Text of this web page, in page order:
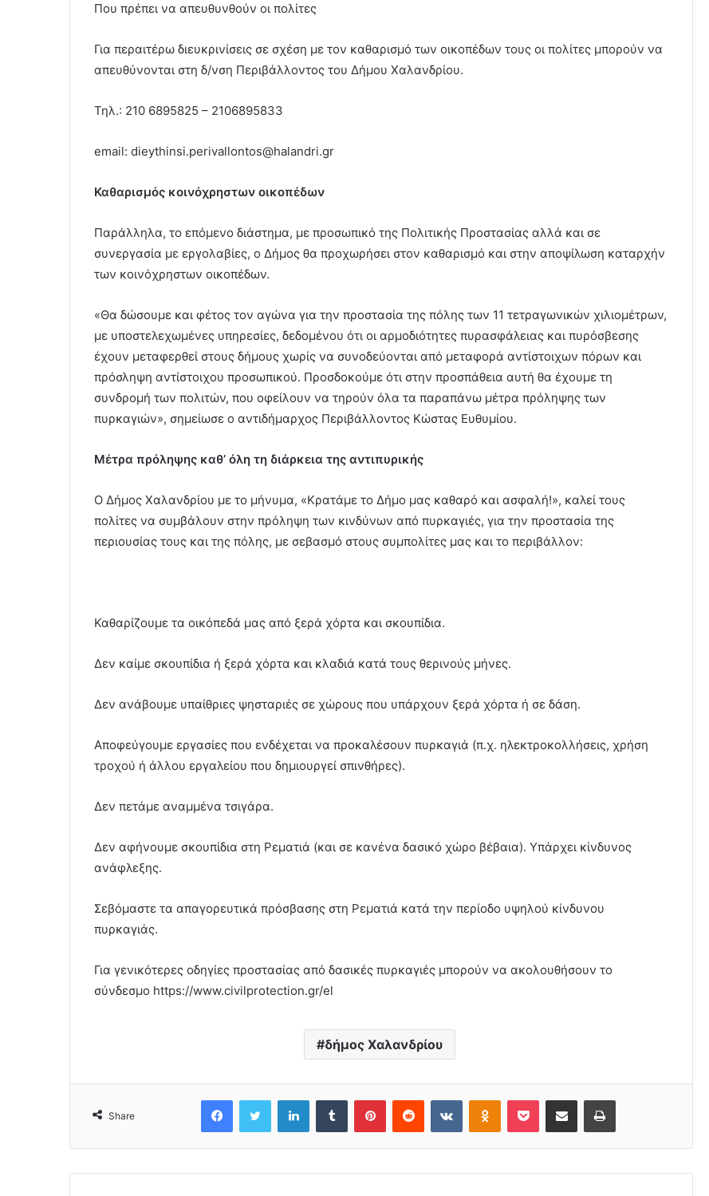
Που πρέπει να απευθυνθούν οι πολίτες
Για περαιτέρω διευκρινίσεις σε σχέση με τον καθαρισμό των οικοπέδων τους οι πολίτες μπορούν να
απευθύνονται στη δ/νση Περιβάλλοντος του Δήμου Χαλανδρίου.
Τηλ.: 210 6895825 – 2106895833
email: dieythinsi.perivallontos@halandri.gr
Καθαρισμός κοινόχρηστων οικοπέδων
Παράλληλα, το επόμενο διάστημα, με προσωπικό της Πολιτικής Προστασίας αλλά και σε
συνεργασία με εργολαβίες, ο Δήμος θα προχωρήσει στον καθαρισμό και στην αποψίλωση καταρχήν
των κοινόχρηστων οικοπέδων.
«Θα δώσουμε και φέτος τον αγώνα για την προστασία της πόλης των 11 τετραγωνικών χιλιομέτρων,
με υποστελεχωμένες υπηρεσίες, δεδομένου ότι οι αρμοδιότητες πυρασφάλειας και πυρόσβεσης
έχουν μεταφερθεί στους δήμους χωρίς να συνοδεύονται από μεταφορά αντίστοιχων πόρων και
πρόσληψη αντίστοιχου προσωπικού. Προσδοκούμε ότι στην προσπάθεια αυτή θα έχουμε τη
συνδρομή των πολιτών, που οφείλουν να τηρούν όλα τα παραπάνω μέτρα πρόληψης των
πυρκαγιών», σημείωσε ο αντιδήμαρχος Περιβάλλοντος Κώστας Ευθυμίου.
Μέτρα πρόληψης καθ’ όλη τη διάρκεια της αντιπυρικής
Ο Δήμος Χαλανδρίου με το μήνυμα, «Κρατάμε το Δήμο μας καθαρό και ασφαλή!», καλεί τους
πολίτες να συμβάλουν στην πρόληψη των κινδύνων από πυρκαγιές, για την προστασία της
περιουσίας τους και της πόλης, με σεβασμό στους συμπολίτες μας και το περιβάλλον:
Καθαρίζουμε τα οικόπεδά μας από ξερά χόρτα και σκουπίδια.
Δεν καίμε σκουπίδια ή ξερά χόρτα και κλαδιά κατά τους θερινούς μήνες.
Δεν ανάβουμε υπαίθριες ψησταριές σε χώρους που υπάρχουν ξερά χόρτα ή σε δάση.
Αποφεύγουμε εργασίες που ενδέχεται να προκαλέσουν πυρκαγιά (π.χ. ηλεκτροκολλήσεις, χρήση
τροχού ή άλλου εργαλείου που δημιουργεί σπινθήρες).
Δεν πετάμε αναμμένα τσιγάρα.
Δεν αφήνουμε σκουπίδια στη Ρεματιά (και σε κανένα δασικό χώρο βέβαια). Υπάρχει κίνδυνος
ανάφλεξης.
Σεβόμαστε τα απαγορευτικά πρόσβασης στη Ρεματιά κατά την περίοδο υψηλού κίνδυνου
πυρκαγιάς.
Για γενικότερες οδηγίες προστασίας από δασικές πυρκαγιές μπορούν να ακολουθήσουν το
σύνδεσμο https://www.civilprotection.gr/el
δήμος Χαλανδρίου
Share